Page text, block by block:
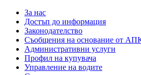
За нас
Достъп до информация
Законодателство
Съобщения на основание от
Административни услуги
Профил на купувача
Управление на водите